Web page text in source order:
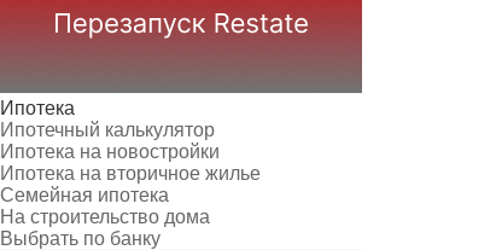
Ипотека
Ипотечный калькулятор
Ипотека на новостройки
Ипотека на вторичное жилье
Семейная ипотека
На строительство дома
Выбрать по банку